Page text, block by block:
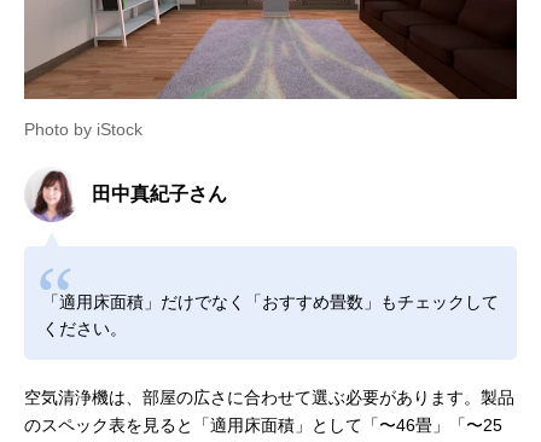
Photo by iStock
田中真紀子さん
「適用床面積」だけでなく「おすすめ畳数」もチェックして
ください。
空気清浄機は、部屋の広さに合わせて選ぶ必要があります。製品
のスペック表を見ると「適用床面積」として「〜46畳」「〜25